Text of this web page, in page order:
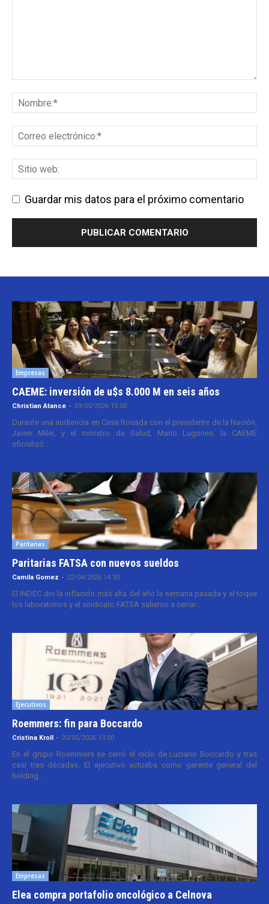
Guardar mis datos para el próximo comentario
Empresas
CAEME: inversión de u$s 8.000 M en seis años
Christian Atance - 29/05/2026 15:00
Durante una audiencia en Casa Rosada con el presidente de la Nación,
Javier Milei, y el ministro de Salud, Mario Lugones, la CAEME
oficializó...
Paritarias
Paritarias FATSA con nuevos sueldos
Camila Gomez - 22/04/2026 14:30
El INDEC dio la inflación más alta del año la semana pasada y al toque
los laboratorios y el sindicato FATSA salieron a cerrar...
Ejecutivos
Roemmers: fin para Boccardo
Cristina Kroll - 20/05/2026 13:00
En el grupo Roemmers se cerró el ciclo de Luciano Boccardo y tras
casi tres décadas. El ejecutivo actuaba como gerente general del
holding...
Empresas
Elea compra portafolio oncológico a Celnova